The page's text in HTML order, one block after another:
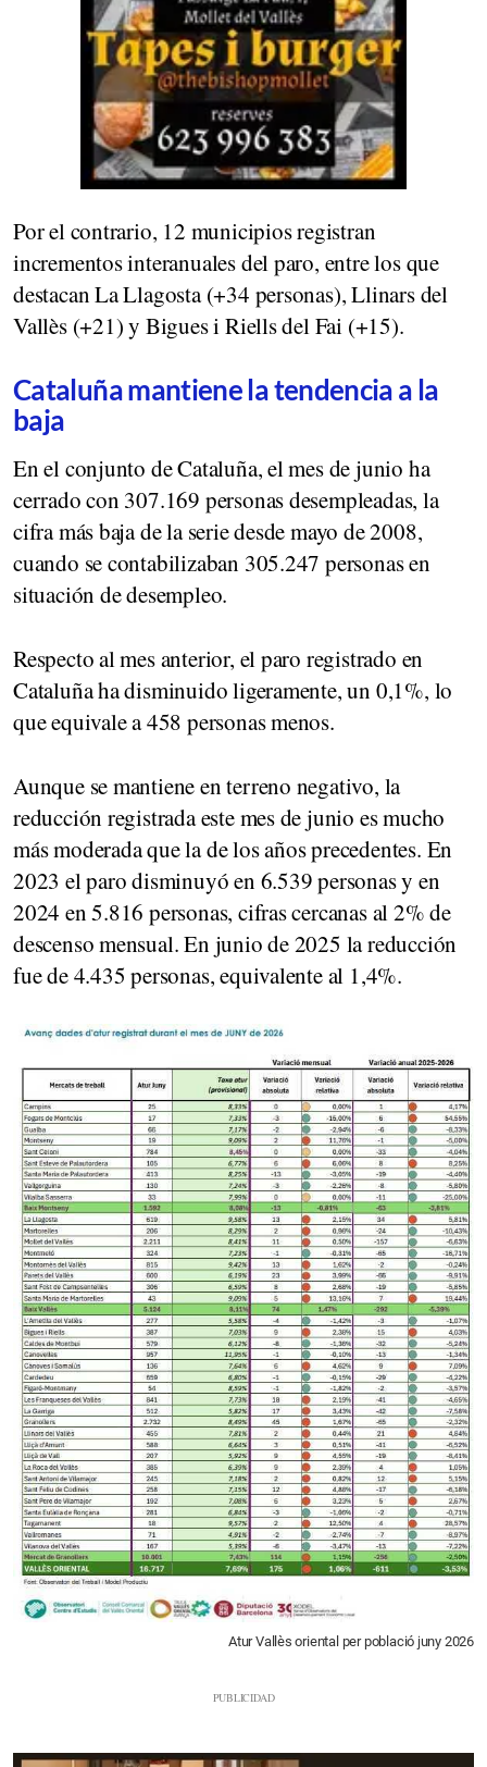
Por el contrario, 12 municipios registran
incrementos interanuales del paro, entre los que
destacan La Llagosta (+34 personas), Llinars del
Vallès (+21) y Bigues i Riells del Fai (+15).
Cataluña mantiene la tendencia a la
baja
En el conjunto de Cataluña, el mes de junio ha
cerrado con 307.169 personas desempleadas, la
cifra más baja de la serie desde mayo de 2008,
cuando se contabilizaban 305.247 personas en
situación de desempleo.
Respecto al mes anterior, el paro registrado en
Cataluña ha disminuido ligeramente, un 0,1%, lo
que equivale a 458 personas menos.
Aunque se mantiene en terreno negativo, la
reducción registrada este mes de junio es mucho
más moderada que la de los años precedentes. En
2023 el paro disminuyó en 6.539 personas y en
2024 en 5.816 personas, cifras cercanas al 2% de
descenso mensual. En junio de 2025 la reducción
fue de 4.435 personas, equivalente al 1,4%.
Atur Vallès oriental per població juny 2026